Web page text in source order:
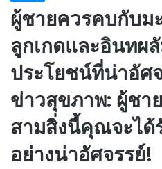
ผู้ชายควรคบกับม
ลูกเกดและอินทผ
ประโยชน์ที่น่าอัศ
ข่าวสุขภาพ: ผู้ชา
สามสิ่งนี้คุณจะได้
อย่างน่าอัศจรรย์!